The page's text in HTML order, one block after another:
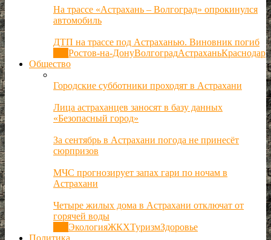
На трассе «Астрахань – Волгоград» опрокинулся
автомобиль
ДТП на трассе под Астраханью. Виновник погиб
Ростов-на-ДонуВолгоградАстраханьКраснодар
Общество
Городские субботники проходят в Астрахани
Лица астраханцев заносят в базу данных
«Безопасный город»
За сентябрь в Астрахани погода не принесёт
сюрпризов
МЧС прогнозирует запах гари по ночам в
Астрахани
Четыре жилых дома в Астрахани отключат от
горячей воды
ЭкологияЖКХТуризмЗдоровье
Политика